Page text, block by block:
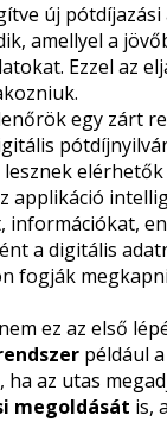
új
amellyel a
Ezzel az
egy zárt
applikáció
információkat,
a digitális
fogják
ez az első
például
az utas
megoldását is,